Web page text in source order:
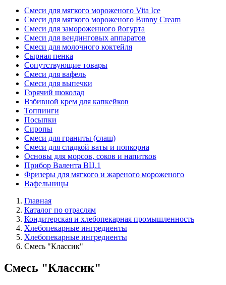
Смеси для мягкого мороженого Vita Ice
Смеси для мягкого мороженого Bunny Cream
Смеси для замороженного йогурта
Смеси для вендинговых аппаратов
Смеси для молочного коктейля
Сырная пенка
Сопутствующие товары
Смеси для вафель
Смеси для выпечки
Горячий шоколад
Взбивной крем для капкейков
Топпинги
Посыпки
Сиропы
Смеси для граниты (слаш)
Смеси для сладкой ваты и попкорна
Основы для морсов, соков и напитков
Прибор Валента ВЦ.1
Фризеры для мягкого и жареного мороженого
Вафельницы
Главная
Каталог по отраслям
Кондитерская и хлебопекарная промышленность
Хлебопекарные ингредиенты
Хлебопекарные ингредиенты
Смесь "Классик"
Смесь "Классик"